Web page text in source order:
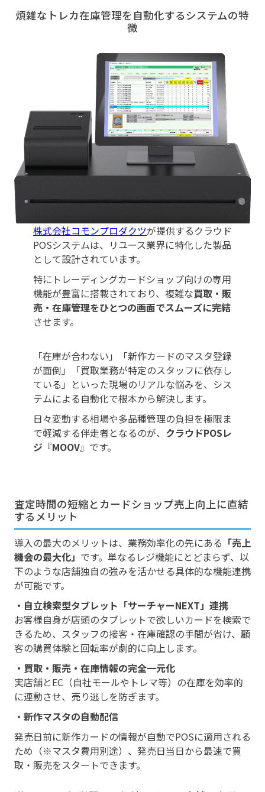
煩雑なトレカ在庫管理を自動化するシステムの特
徴
株式会社コモンプロダクツが提供するクラウド
POSシステムは、リユース業界に特化した製品
として設計されています。
特にトレーディングカードショップ向けの専用
機能が豊富に搭載されており、複雑な買取・販
売・在庫管理をひとつの画面でスムーズに完結
させます。
「在庫が合わない」「新作カードのマスタ登録
が面倒」「買取業務が特定のスタッフに依存し
ている」といった現場のリアルな悩みを、シス
テムによる自動化で根本から解決します。
日々変動する相場や多品種管理の負担を極限ま
で軽減する伴走者となるのが、 クラウドPOSレ
ジ『MOOV』 です。
査定時間の短縮とカードショップ売上向上に直結
するメリット
導入の最大のメリットは、業務効率化の先にある 「売上
機会の最大化」 です。単なるレジ機能にとどまらず、以
下のような店舗独自の強みを活かせる具体的な機能連携
が可能です。
・自立検索型タブレット「サーチャーNEXT」連携
お客様自身が店頭のタブレットで欲しいカードを検索で
きるため、スタッフの接客・在庫確認の手間が省け、顧
客の購買体験と回転率が劇的に向上します。
・買取・販売・在庫情報の完全一元化
実店舗とEC（自社モールやトレマ等）の在庫を効率的
に連動させ、売り逃しを防ぎます。
・新作マスタの自動配信
発売日前に新作カードの情報が自動でPOSに適用される
ため（※マスタ費用別途）、発売日当日から最速で買
取・販売をスタートできます。